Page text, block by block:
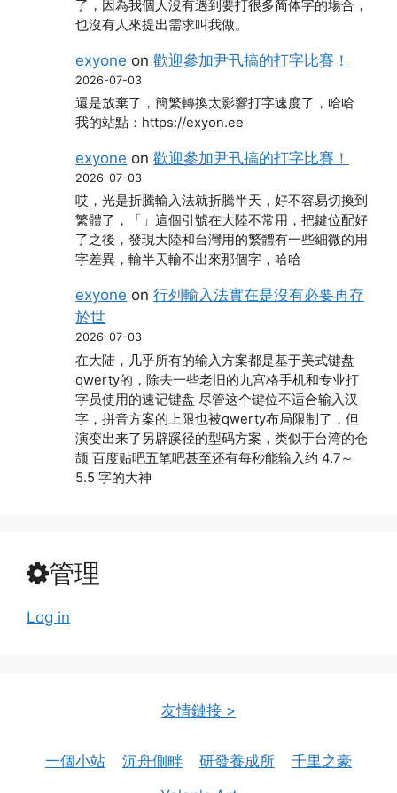
了，因為我個人沒有遇到要打很多简体字的場合，
也沒有人來提出需求叫我做。
exyone on歡迎參加尹卂搞的打字比賽！
2026-07-03
還是放棄了，簡繁轉換太影響打字速度了，哈哈
我的站點：https://exyon.ee
exyone on歡迎參加尹卂搞的打字比賽！
2026-07-03
哎，光是折騰輸入法就折騰半天，好不容易切換到
繁體了，「」這個引號在大陸不常用，把鍵位配好
了之後，發現大陸和台灣用的繁體有一些細微的用
字差異，輸半天輸不出來那個字，哈哈
exyone on行列輸入法實在是沒有必要再存
於世
2026-07-03
在大陆，几乎所有的输入方案都是基于美式键盘
qwerty的，除去一些老旧的九宫格手机和专业打
字员使用的速记键盘 尽管这个键位不适合输入汉
字，拼音方案的上限也被qwerty布局限制了，但
演变出来了另辟蹊径的型码方案，类似于台湾的仓
颉 百度贴吧五笔吧甚至还有每秒能输入约 4.7～
5.5 字的大神
管理
Log in
友情鏈接 >
一個小站 沉舟側畔 研發養成所
千里之豪